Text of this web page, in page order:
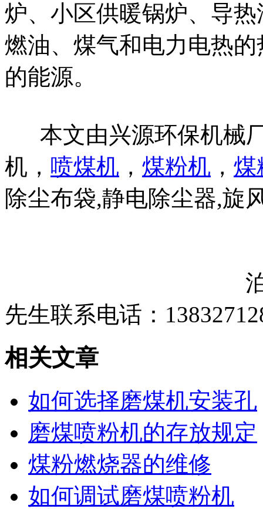
炉、小区供暖锅炉、导
燃油、煤气和电力电热
的能源。
本文由兴源环保机械
机， 喷煤机 ， 煤粉机 ， 煤
除尘布袋,静电除尘器,旋
泊头市兴源环
先生联系电话：
相关文章
如何选择磨煤机安装孔
磨煤喷粉机的存放规定
煤粉燃烧器的维修
如何调试磨煤喷粉机